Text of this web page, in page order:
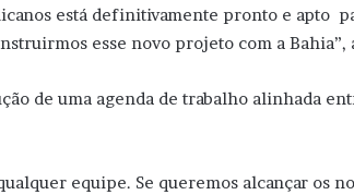
está definitivamente pronto e apto
esse novo projeto com a
de uma agenda de trabalho alinhada
equipe. Se queremos alcançar os